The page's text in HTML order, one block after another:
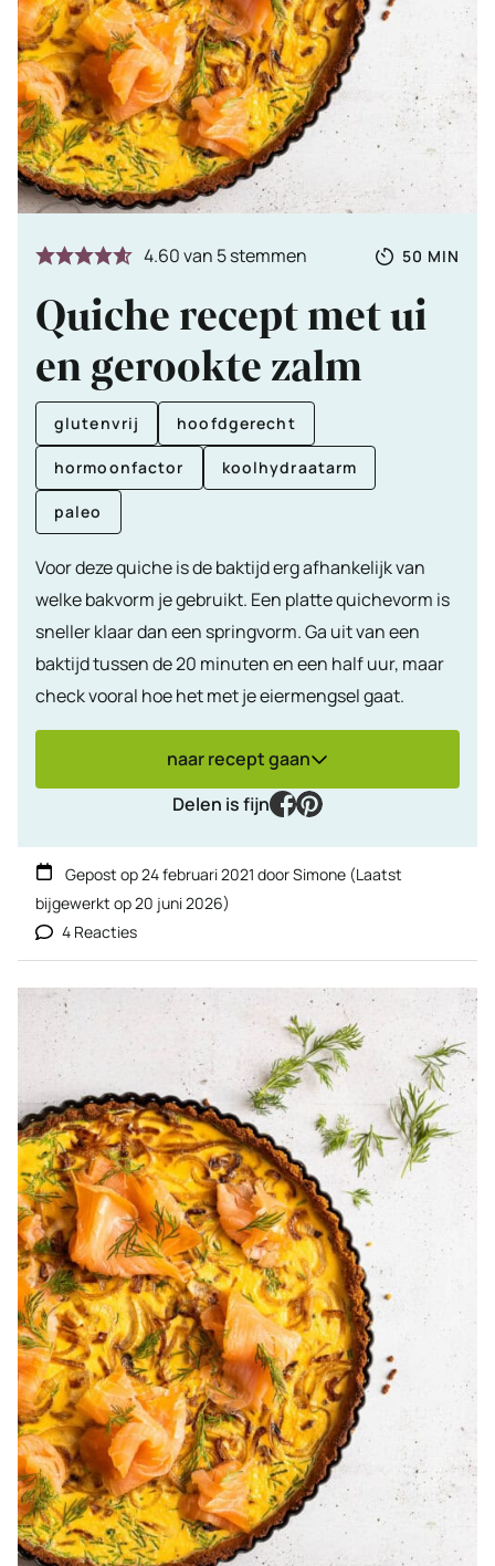
4.60van 5stemmen
Totale
50 MIN
Quiche recept met ui
en gerookte zalm
glutenvrij hoofdgerecht
hormoonfactor koolhydraatarm
paleo
Voor deze quiche is de baktijd erg afhankelijk van
welke bakvorm je gebruikt. Een platte quichevorm is
sneller klaar dan een springvorm. Ga uit van een
baktijd tussen de 20 minuten en een half uur, maar
check vooral hoe het met je eiermengsel gaat.
naar recept gaan
Delen is fijn
facebook
pinterest
Gepost op24 februari 2021 doorSimone (Laatst
bijgewerkt op20 juni 2026)
4 Reacties